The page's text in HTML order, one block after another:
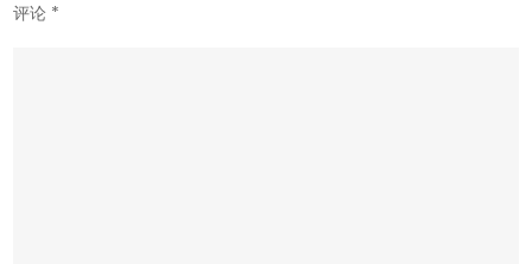
评论 *